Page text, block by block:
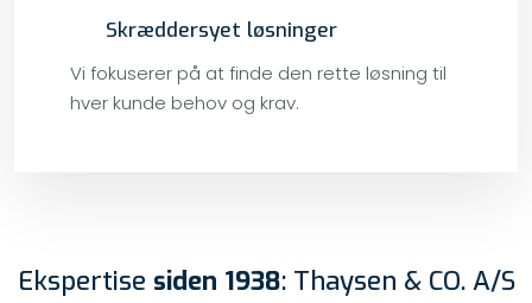
​Skræddersyet løsninger
Vi fokuserer på at finde den rette løsning til
hver kunde behov og krav.
Ekspertise siden 1938: Thaysen & CO. A/S